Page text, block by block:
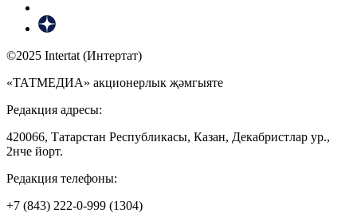
©2025 Intertat (Интертат)
«ТАТМЕДИА» акционерлык җәмгыяте
Редакция адресы:
420066, Татарстан Республикасы, Казан, Декабристлар ур.,
2нче йорт.
Редакция телефоны:
+7 (843) 222-0-999 (1304)